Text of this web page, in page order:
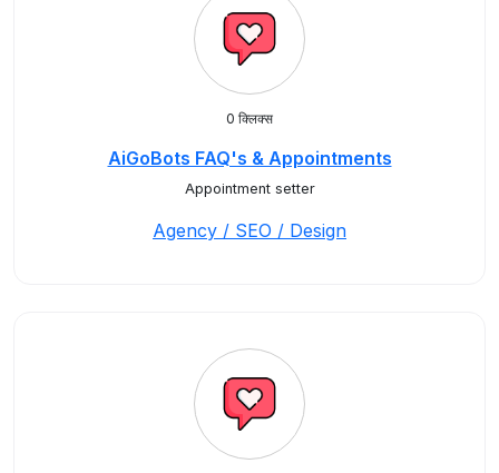
0 क्लिक्स
AiGoBots FAQ's & Appointments
Appointment setter
Agency / SEO / Design